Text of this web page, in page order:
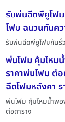
รับพ่นฉีดพียูโฟ
โฟม ฉนวนกันค
รับพ่นฉีดพียูโฟมกันรั่
พ่นโฟม คุ้มไหม
ราคาพ่นโฟม ต่
ฉีดโฟมหลังคา
พ่นโฟม คุ้มไหมน้ำพอ
ต่อตาราง